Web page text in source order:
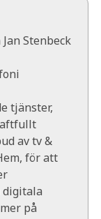
Stenbeck
tjänster,
av tv &
för att
digitala
på